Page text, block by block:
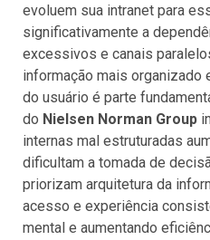
evoluem sua intranet para
significativamente a
excessivos e canais
informação mais organizado
do usuário é parte
do Nielsen Norman Group
internas mal estruturadas
dificultam a tomada de
priorizam arquitetura da
acesso e experiência
mental e aumentando